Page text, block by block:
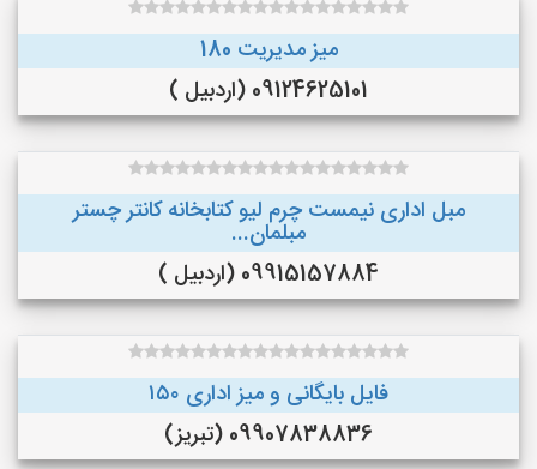
میز مدیریت 180
09124625101 (اردبیل )
مبل اداری نیمست چرم لیو کتابخانه کانتر چستر
مبلمان...
09915157884 (اردبیل )
فایل بایگانی و میز اداری ۱۵۰
09907838836 (تبریز)